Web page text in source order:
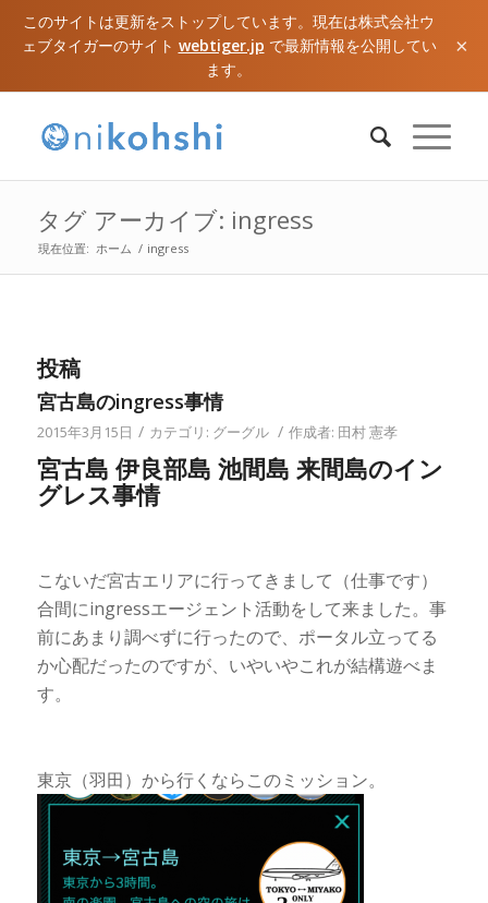
このサイトは更新をストップしています。現在は株式会社ウ
ェブタイガーのサイト webtiger.jp で最新情報を公開してい
ます。
×
タグ アーカイブ: ingress
現在位置: ホーム / ingress
投稿
宮古島のingress事情
2015年3月15日 / カテゴリ: グーグル / 作成者: 田村 憲孝
宮古島 伊良部島 池間島 来間島のイン
グレス事情
こないだ宮古エリアに行ってきまして（仕事です）
合間にingressエージェント活動をして来ました。事
前にあまり調べずに行ったので、ポータル立ってる
か心配だったのですが、いやいやこれが結構遊べま
す。
東京（羽田）から行くならこのミッション。